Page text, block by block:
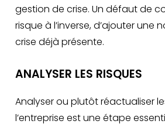
gestion de crise. Un défaut de
risque à l’inverse, d’ajouter une
crise déjà présente.
ANALYSER LES RISQUES
Analyser ou plutôt réactualiser
l’entreprise est une étape